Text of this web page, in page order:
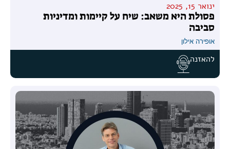
ינואר 15, 2025
פסולת היא משאב: שיח על קיימות ומדיניות
סביבה
אופירה אילון
להאזנה